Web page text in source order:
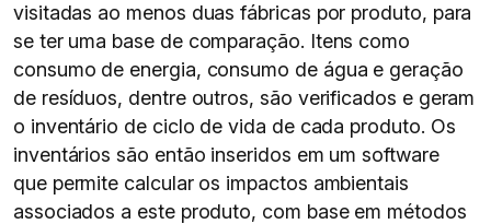
visitadas ao menos duas fábricas por produto, para
se ter uma base de comparação. Itens como
consumo de energia, consumo de água e geração
de resíduos, dentre outros, são verificados e geram
o inventário de ciclo de vida de cada produto. Os
inventários são então inseridos em um software
que permite calcular os impactos ambientais
associados a este produto, com base em métodos